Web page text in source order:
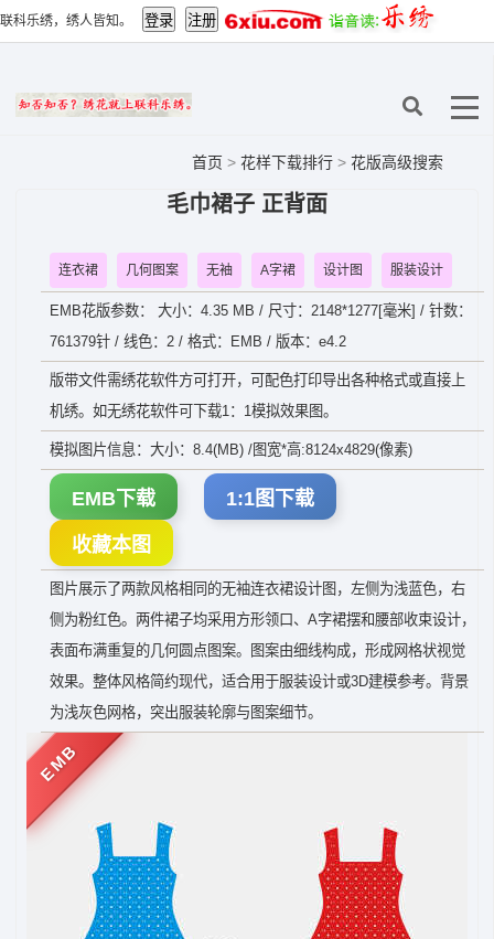
联科乐绣，绣人皆知。
首页 > 花样下载排行 > 花版高级搜索
毛巾裙子 正背面
连衣裙 几何图案 无袖 A字裙 设计图 服装设计
EMB花版参数： 大小：4.35 MB / 尺寸：2148*1277[毫米] / 针数：
761379针 / 线色：2 / 格式：EMB / 版本：e4.2
版带文件需绣花软件方可打开，可配色打印导出各种格式或直接上
机绣。如无绣花软件可下载1：1模拟效果图。
模拟图片信息：大小：8.4(MB) /图宽*高:8124x4829(像素)
EMB下载 1:1图下载
收藏本图
图片展示了两款风格相同的无袖连衣裙设计图，左侧为浅蓝色，右
侧为粉红色。两件裙子均采用方形领口、A字裙摆和腰部收束设计，
表面布满重复的几何圆点图案。图案由细线构成，形成网格状视觉
效果。整体风格简约现代，适合用于服装设计或3D建模参考。背景
为浅灰色网格，突出服装轮廓与图案细节。
EMB